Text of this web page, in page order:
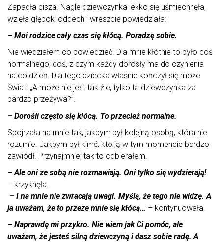
Zapadła cisza. Nagle dziewczynka lekko się uśmiechnęła,
wzięła głęboki oddech i wreszcie powiedziała:
– Moi rodzice cały czas się kłócą. Poradzę sobie.
Nie wiedziałem co powiedzieć. Dla mnie kłótnie to było coś
normalnego, coś, z czym każdy dorosły ma do czynienia
na co dzień. Dla tego dziecka właśnie kończył się może
Świat. „A może nie jest tak źle, tylko ta dziewczynka za
bardzo przeżywa?”.
– Dorośli często się kłócą. To przecież normalne.
Spojrzała na mnie tak, jakbym był kolejną osobą, która nie
rozumie. Jakbym był kimś, kto ją w tym momencie bardzo
zawiódł. Przynajmniej tak to odbierałem.
– Ale oni ze sobą nie rozmawiają. Oni tylko się wydzierają!
– krzyknęła.
– I na mnie nie zwracają uwagi. Myślą, że tego nie widzę. A
ja uważam, że to przeze mnie się kłócą… – kontynuowała.
– Naprawdę mi przykro. Nie wiem jak Ci pomóc, ale
uważam, że jesteś silną dziewczyną i dasz sobie radę. A